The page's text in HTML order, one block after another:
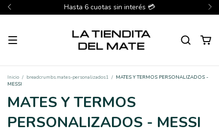
Hasta 6 cuotas sin interés 💳
Inicio / breadcrumbs.mates-personalizados1 / MATES Y TERMOS PERSONALIZADOS -
MESSI
MATES Y TERMOS
PERSONALIZADOS - MESSI